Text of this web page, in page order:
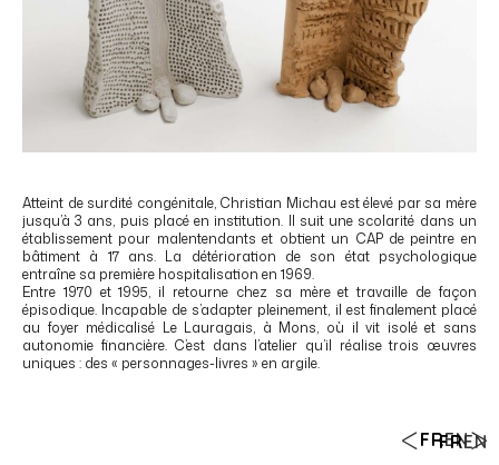
FREN
Atteint de surdité congénitale, Christian Michau est élevé par sa mère
jusqu’à 3 ans, puis placé en institution. Il suit une scolarité dans un
établissement pour malentendants et obtient un CAP de peintre en
bâtiment à 17 ans. La détérioration de son état psychologique
entraîne sa première hospitalisation en 1969.
Entre 1970 et 1995, il retourne chez sa mère et travaille de façon
épisodique. Incapable de s’adapter pleinement, il est finalement placé
au foyer médicalisé Le Lauragais, à Mons, où il vit isolé et sans
autonomie financière. C’est dans l’atelier qu’il réalise trois œuvres
uniques : des « personnages-livres » en argile.
FREN